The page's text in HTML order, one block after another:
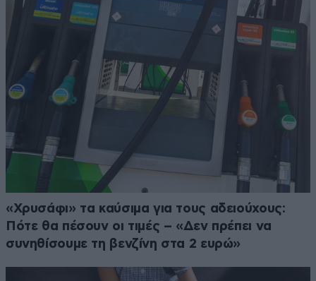
«Χρυσάφι» τα καύσιμα για τους αδειούχους:
Πότε θα πέσουν οι τιμές – «Δεν πρέπει να
συνηθίσουμε τη βενζίνη στα 2 ευρώ»